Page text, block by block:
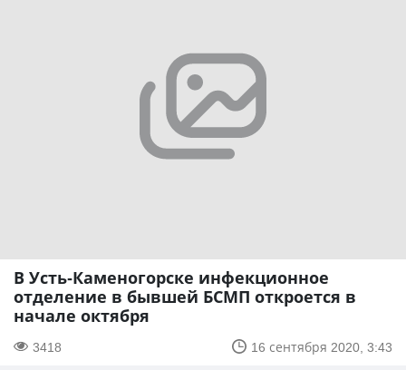
В Усть-Каменогорске инфекционное
отделение в бывшей БСМП откроется в
начале октября
3418 16 сентября 2020, 3:43